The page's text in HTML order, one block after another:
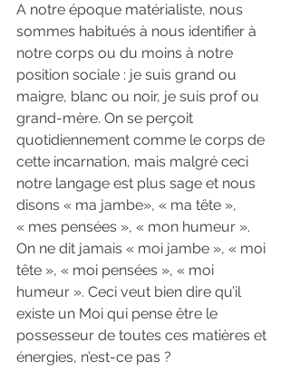
A notre époque matérialiste, nous
sommes habitués à nous identifier à
notre corps ou du moins à notre
position sociale : je suis grand ou
maigre, blanc ou noir, je suis prof ou
grand-mère. On se perçoit
quotidiennement comme le corps de
cette incarnation, mais malgré ceci
notre langage est plus sage et nous
disons « ma jambe», « ma tête »,
« mes pensées », « mon humeur ».
On ne dit jamais « moi jambe », « moi
tête », « moi pensées », « moi
humeur ». Ceci veut bien dire qu’il
existe un Moi qui pense être le
possesseur de toutes ces matières et
énergies, n’est-ce pas ?